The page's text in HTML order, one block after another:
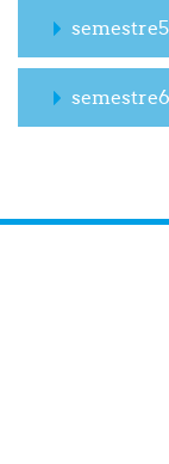
semestre5
semestre6